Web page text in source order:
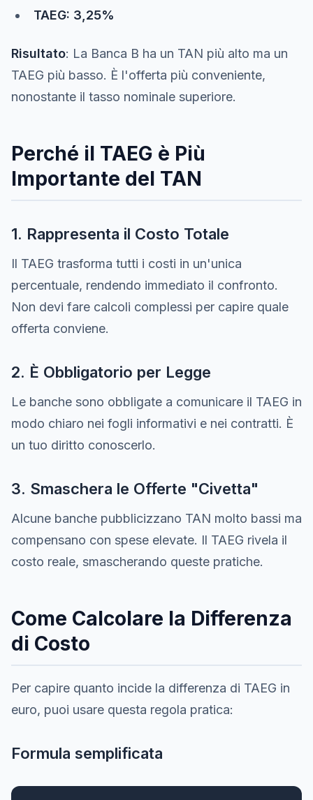
TAEG: 3,25%
Risultato: La Banca B ha un TAN più alto ma un
TAEG più basso. È l'offerta più conveniente,
nonostante il tasso nominale superiore.
Perché il TAEG è Più
Importante del TAN
1. Rappresenta il Costo Totale
Il TAEG trasforma tutti i costi in un'unica
percentuale, rendendo immediato il confronto.
Non devi fare calcoli complessi per capire quale
offerta conviene.
2. È Obbligatorio per Legge
Le banche sono obbligate a comunicare il TAEG in
modo chiaro nei fogli informativi e nei contratti. È
un tuo diritto conoscerlo.
3. Smaschera le Offerte "Civetta"
Alcune banche pubblicizzano TAN molto bassi ma
compensano con spese elevate. Il TAEG rivela il
costo reale, smascherando queste pratiche.
Come Calcolare la Differenza
di Costo
Per capire quanto incide la differenza di TAEG in
euro, puoi usare questa regola pratica:
Formula semplificata